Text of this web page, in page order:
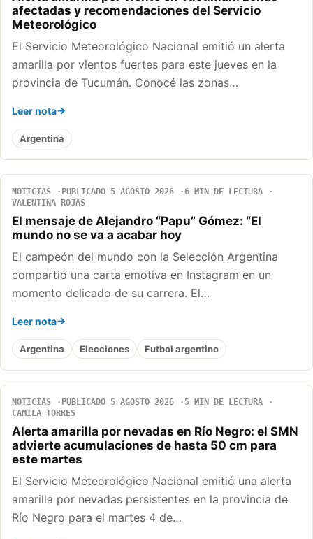
afectadas y recomendaciones del Servicio
Meteorológico
El Servicio Meteorológico Nacional emitió un alerta
amarilla por vientos fuertes para este jueves en la
provincia de Tucumán. Conocé las zonas…
Leer nota
Argentina
NOTICIAS PUBLICADO 5 AGOSTO 2026
6 MIN DE LECTURA
VALENTINA ROJAS
El mensaje de Alejandro “Papu” Gómez: “El
mundo no se va a acabar hoy
El campeón del mundo con la Selección Argentina
compartió una carta emotiva en Instagram en un
momento delicado de su carrera. El…
Leer nota
Argentina Elecciones Futbol argentino
NOTICIAS PUBLICADO 5 AGOSTO 2026
5 MIN DE LECTURA
CAMILA TORRES
Alerta amarilla por nevadas en Río Negro: el SMN
advierte acumulaciones de hasta 50 cm para
este martes
El Servicio Meteorológico Nacional emitió una alerta
amarilla por nevadas persistentes en la provincia de
Río Negro para el martes 4 de…